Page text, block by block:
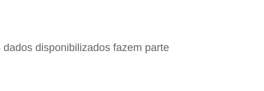
disponibilizados fazem parte